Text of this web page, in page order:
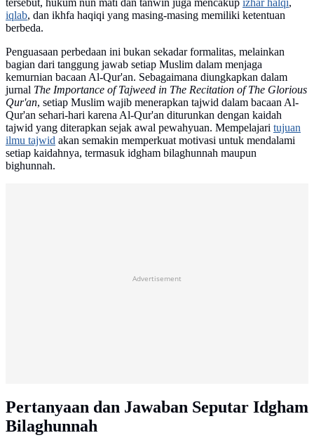
iqlab, dan ikhfa haqiqi yang masing-masing memiliki ketentuan
berbeda.
Penguasaan perbedaan ini bukan sekadar formalitas, melainkan
bagian dari tanggung jawab setiap Muslim dalam menjaga
kemurnian bacaan Al-Qur'an. Sebagaimana diungkapkan dalam
jurnal The Importance of Tajweed in The Recitation of The Glorious
Qur'an, setiap Muslim wajib menerapkan tajwid dalam bacaan Al-
Qur'an sehari-hari karena Al-Qur'an diturunkan dengan kaidah
tajwid yang diterapkan sejak awal pewahyuan. Mempelajari tujuan
ilmu tajwid akan semakin memperkuat motivasi untuk mendalami
setiap kaidahnya, termasuk idgham bilaghunnah maupun
bighunnah.
Advertisement
Pertanyaan dan Jawaban Seputar Idgham
Bilaghunnah